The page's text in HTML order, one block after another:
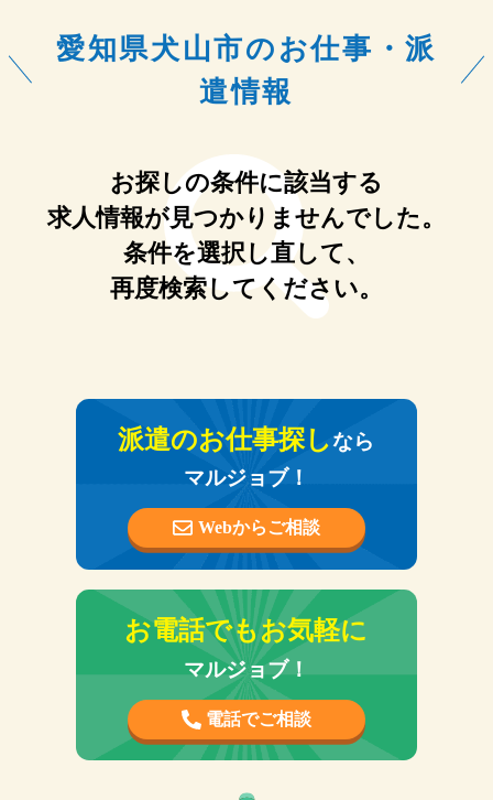
愛知県犬山市のお仕事・派
遣情報
お探しの条件に該当する
求人情報が見つかりませんでした。
条件を選択し直して、
再度検索してください。
派遣のお仕事探しなら
マルジョブ！
Webからご相談
お電話でもお気軽に
マルジョブ！
電話でご相談